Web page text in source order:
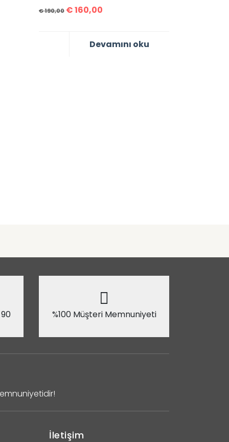
€190,00 €160,00
Devamını oku
%100 Müşteri Memnuniyeti
İletişim